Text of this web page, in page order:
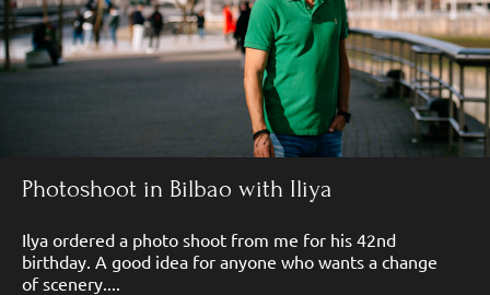
Photoshoot in Bilbao with Iliya
Ilya ordered a photo shoot from me for his 42nd
birthday. A good idea for anyone who wants a change
of scenery....